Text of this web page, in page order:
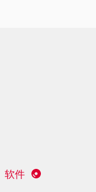
软件